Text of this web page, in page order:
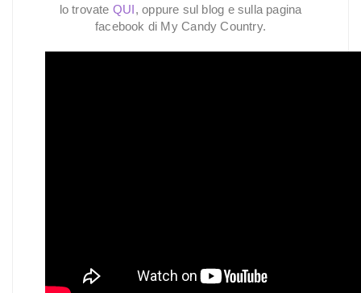
lo trovate QUI, oppure sul blog e sulla pagina
facebook di My Candy Country.